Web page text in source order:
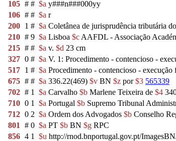
105 # # $a y###n###000yy
106 # # $a r
200 1 # $a Coletânea de jurisprudência tributária
210 # 9 $a Lisboa $c AAFDL - Associação
215 # # $a v. $d 23 cm
327 0 # $a V. 1: Procedimento - contencioso -
517 1 # $a Procedimento - contencioso - execução
675 # # $a 336.22(469) $v BN $z por$3 565339
702 # 1 $a Carvalho $b Marlene Teixeira de $4
710 0 1 $a Portugal $b Supremo Tribunal
712 0 2 $a Ordem dos Advogados $b Conselho
801
# 0 $a PT $b BN $g RPC
856 4 1 $u http://rnod.bnportugal.gov.pt/